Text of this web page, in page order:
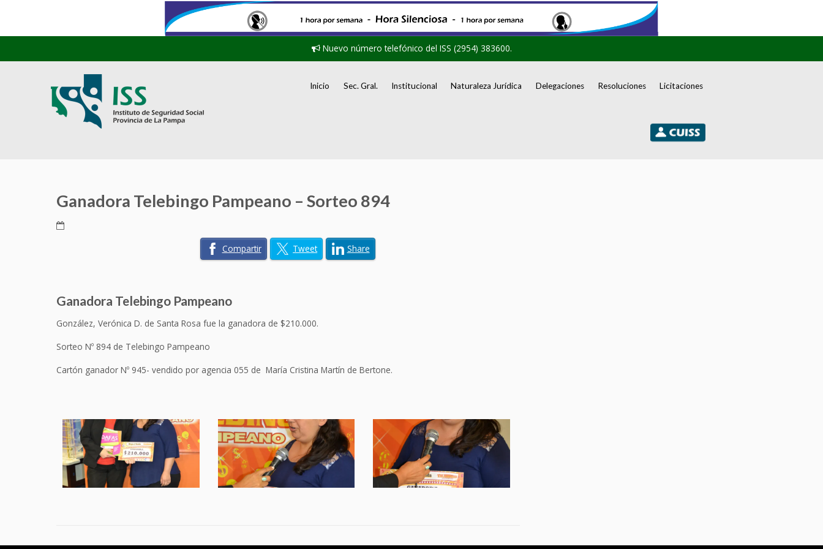
Nuevo número telefónico del ISS (2954) 383600.
Inicio Sec. Gral. Institucional Naturaleza Jurídica Delegaciones Resoluciones Licitaciones
Ganadora Telebingo Pampeano – Sorteo 894
Compartir Tweet Share
Ganadora Telebingo Pampeano
González, Verónica D. de Santa Rosa fue la ganadora de $210.000.
Sorteo Nº 894 de Telebingo Pampeano
Cartón ganador Nº 945- vendido por agencia 055 de María Cristina Martín de Bertone.